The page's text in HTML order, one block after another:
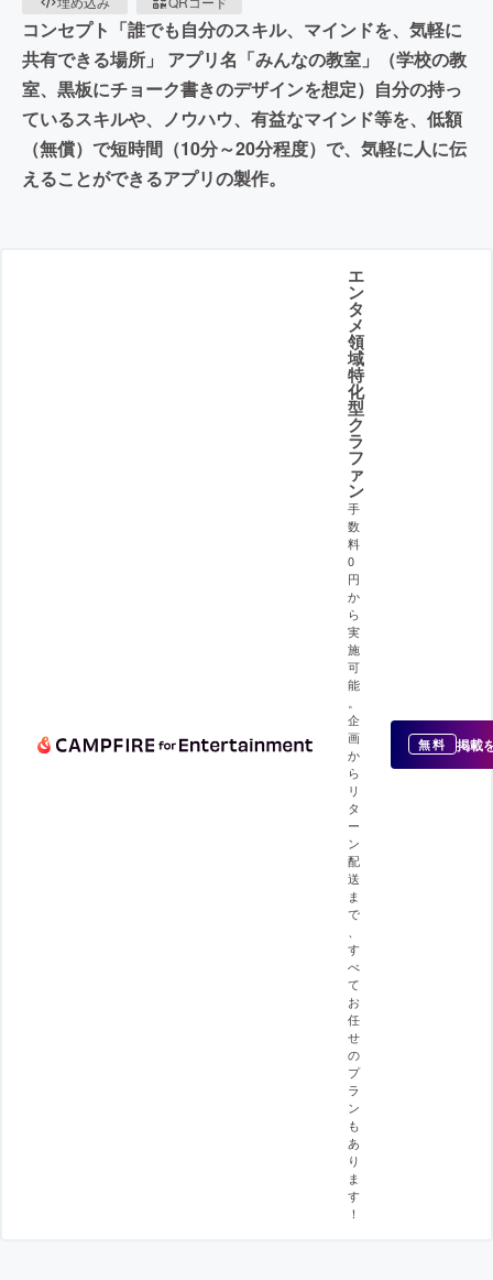
コンセプト「誰でも自分のスキル、マインドを、気軽に
共有できる場所」 アプリ名「みんなの教室」（学校の教
室、黒板にチョーク書きのデザインを想定）自分の持っ
ているスキルや、ノウハウ、有益なマインド等を、低額
（無償）で短時間（10分～20分程度）で、気軽に人に伝
えることができるアプリの製作。
エ
ン
タ
メ
領
域
特
化
型
ク
ラ
フ
ァ
ン
手
数
料
0
円
か
ら
実
施
可
能
企
画
か
ら
リ
タ
ー
ン
配
送
ま
で
す
べ
て
お
任
せ
の
プ
ラ
ン
も
あ
り
ま
す
！
無料 掲載